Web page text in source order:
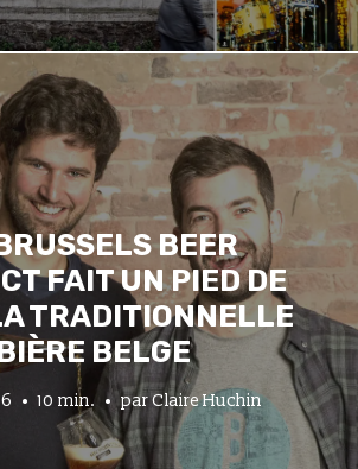
BEER
FAIT UN PIED DE
TRADITIONNELLE
BELGE
10 min. parClaire Huchin